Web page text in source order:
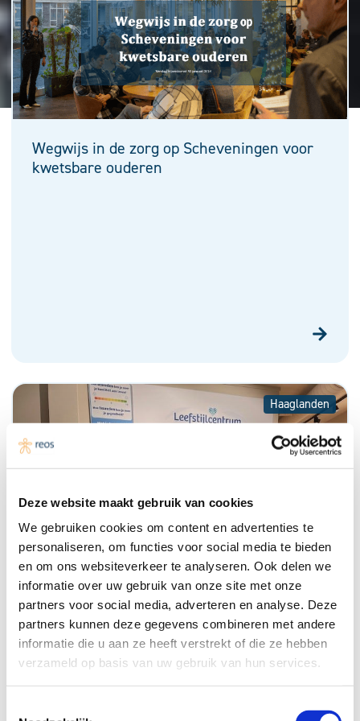
Deze website maakt gebruik van cookies
We gebruiken cookies om content en advertenties te
personaliseren, om functies voor social media te bieden
en om ons websiteverkeer te analyseren. Ook delen we
informatie over uw gebruik van onze site met onze
partners voor social media, adverteren en analyse. Deze
partners kunnen deze gegevens combineren met andere
informatie die u aan ze heeft verstrekt of die ze hebben
verzameld op basis van uw gebruik van hun services.
Wegwijs in de zorg op Scheveningen voor
kwetsbare ouderen
Haaglanden
Multidisciplinair groepsconsult in Den Haag
Zuidwest